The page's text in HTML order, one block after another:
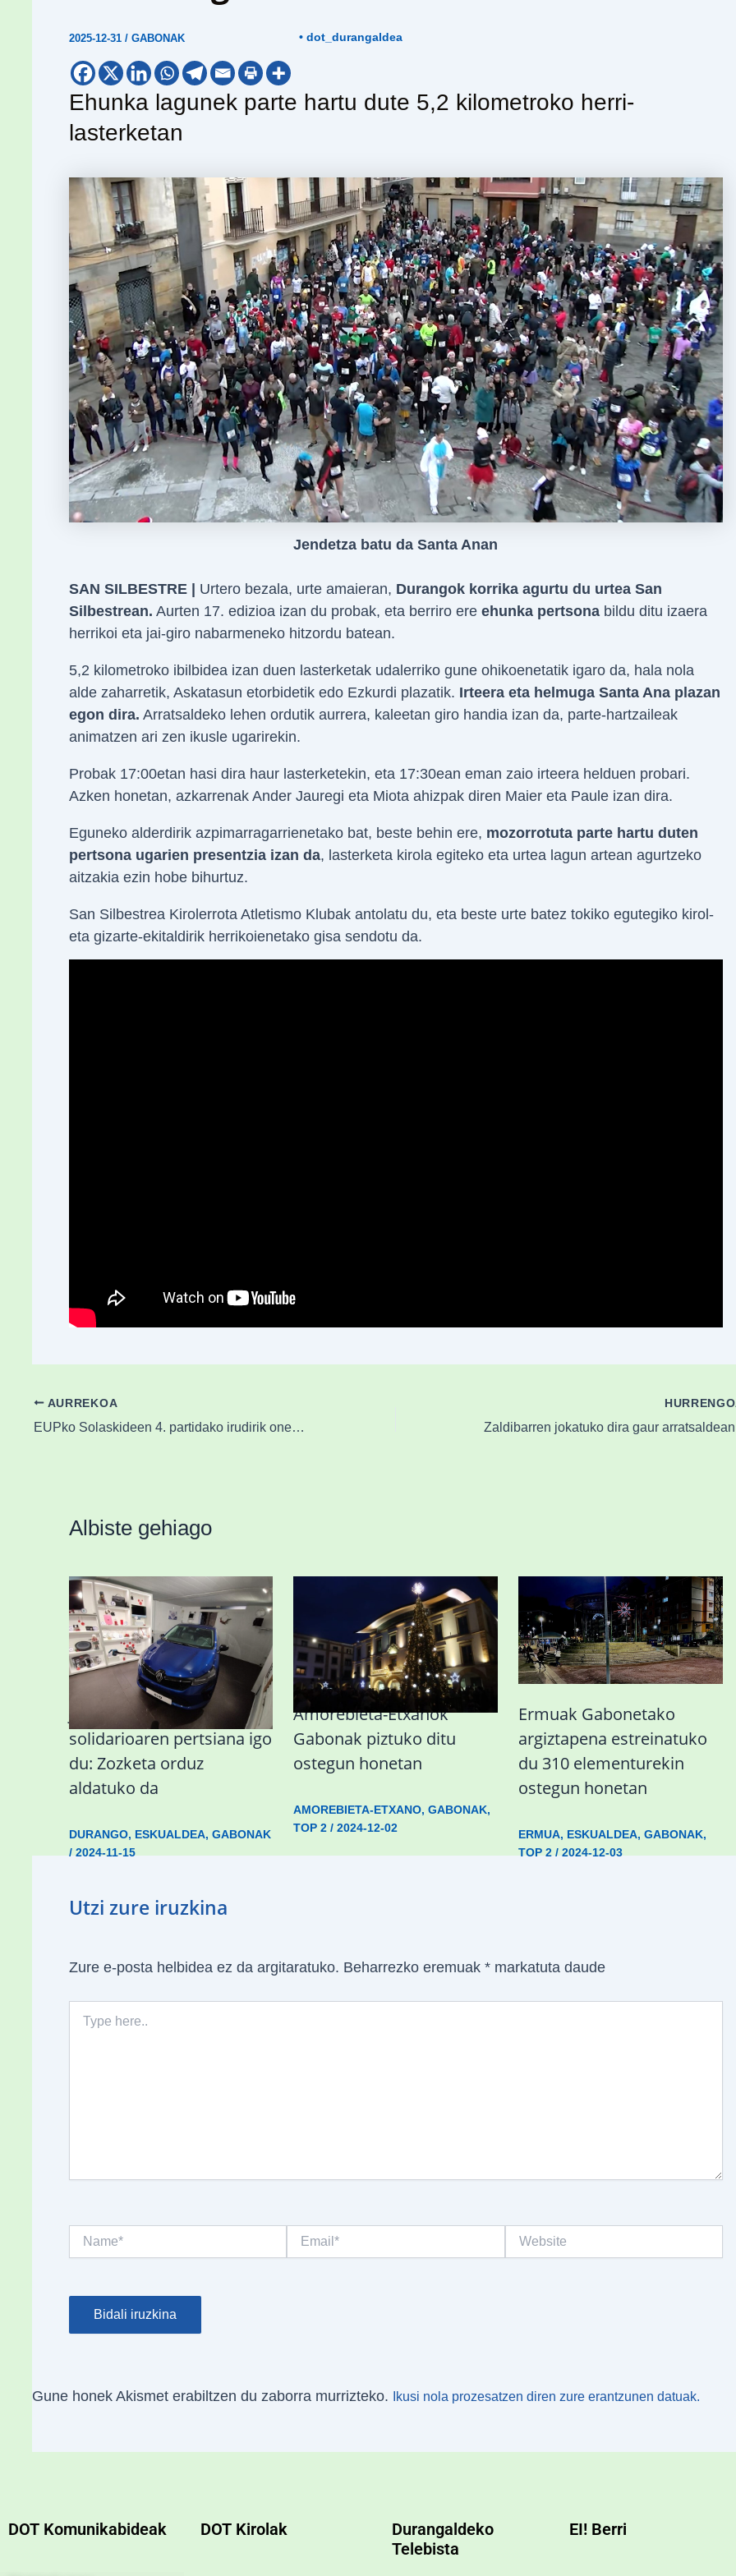
2025-12-31 / GABONAK • dot_durangaldea
Ehunka lagunek parte hartu dute 5,2 kilometroko herri-
lasterketan
Jendetza batu da Santa Anan
SAN SILBESTRE | Urtero bezala, urte amaieran, Durangok korrika agurtu du urtea San
Silbestrean. Aurten 17. edizioa izan du probak, eta berriro ere ehunka pertsonabildu ditu izaera
herrikoi eta jai-giro nabarmeneko hitzordu batean.
5,2 kilometroko ibilbidea izan duen lasterketak udalerriko gune ohikoenetatik igaro da, hala nola
alde zaharretik, Askatasun etorbidetik edo Ezkurdi plazatik. Irteera eta helmuga Santa Ana plazan
egon dira. Arratsaldeko lehen ordutik aurrera, kaleetan giro handia izan da, parte-hartzaileak
animatzen ari zen ikusle ugarirekin.
Probak 17:00etan hasi dira haur lasterketekin, eta 17:30ean eman zaio irteera helduen probari.
Azken honetan, azkarrenak Ander Jauregi eta Miota ahizpak diren Maier eta Paule izan dira.
Eguneko alderdirik azpimarragarrienetako bat, beste behin ere, mozorrotuta parte hartu duten
pertsona ugarien presentzia izan da, lasterketa kirola egiteko eta urtea lagun artean agurtzeko
aitzakia ezin hobe bihurtuz.
San Silbestrea Kirolerrota Atletismo Klubak antolatu du, eta beste urte batez tokiko egutegiko kirol-
eta gizarte-ekitaldirik herrikoienetako gisa sendotu da.
AURREKOA
EUPko Solaskideen 4. partidako irudirik onenak!
Albiste gehiago
JAEDek zozketa
solidarioaren pertsiana igo
du: Zozketa orduz
aldatuko da
DURANGO, ESKUALDEA, GABONAK
/ 2024-11-15
Amorebieta-Etxanok
Gabonak piztuko ditu
ostegun honetan
AMOREBIETA-ETXANO,GABONAK,
TOP 2 /2024-12-02
Ermuak Gabonetako
argiztapena estreinatuko
du 310 elementurekin
ostegun honetan
ERMUA, ESKUALDEA,GABONAK,
TOP 2 /2024-12-03
Utzi zure iruzkina
Zure e-posta helbidea ez da argitaratuko. Beharrezko eremuak *markatuta daude
here..
Gune honek Akismet erabiltzen du zaborra murrizteko. Ikusi nola prozesatzen diren zure erantzunen datuak.
DOT Komunikabideak DOT Kirolak
Durangaldeko
Telebista
EI! Berri